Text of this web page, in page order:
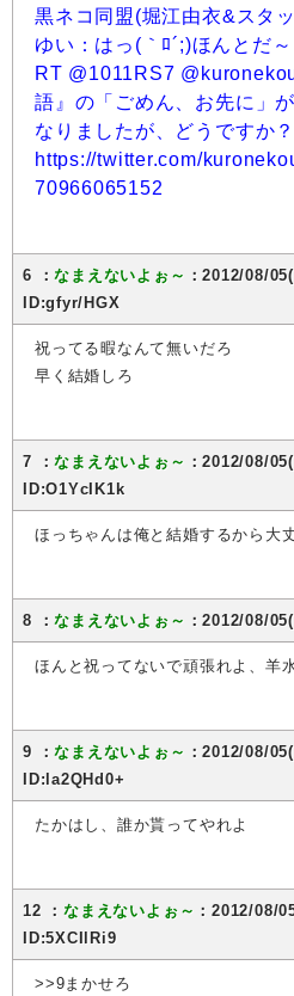
黒ネコ同盟(堀江由衣&スタ
ゆい：はっ(｀ﾛ´;)ほんとだ～
RT @1011RS7
語』の「ごめん、お先に」
なりましたが、どうですか？
https://twitter.com/
70966065152
6 ：なまえないよぉ～ ：2012/08/
ID:gfyr/HGX
祝ってる暇なんて無いだろ
早く結婚しろ
7 ：なまえないよぉ～ ：2012/08/
ID:O1YcIK1k
ほっちゃんは俺と結婚するから大
8 ：なまえないよぉ～ ：2012/08/
ほんと祝ってないで頑張れよ、羊
9 ：なまえないよぉ～ ：2012/08/
ID:la2QHd0+
たかはし、誰か貰ってやれよ
12 ：なまえないよぉ～ ：2012/08/
ID:5XCIlRi9
>>9まかせろ